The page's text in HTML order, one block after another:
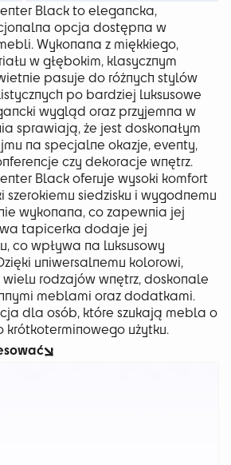
Black to elegancka,
opcja dostępna w
Wykonana z miękkiego,
w głębokim, klasycznym
pasuje do różnych stylów
po bardziej luksusowe
wygląd oraz przyjemna w
sprawiają, że jest doskonałym
na specjalne okazje, eventy,
czy dekoracje wnętrz.
Black oferuje wysoki komfort
szerokiemu siedzisku i wygodnemu
wykonana, co zapewnia jej
tapicerka dodaje jej
co wpływa na luksusowy
uniwersalnemu kolorowi,
rodzajów wnętrz, doskonale
meblami oraz dodatkami.
dla osób, które szukają mebla o
krótkoterminowego użytku.